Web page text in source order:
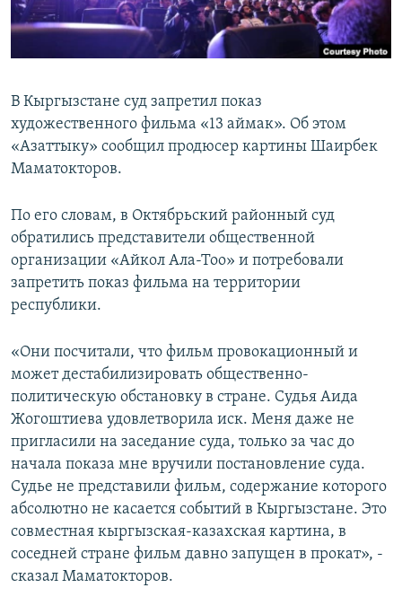
В Кыргызстане суд запретил показ
художественного фильма «13 аймак». Об этом
«Азаттыку» сообщил продюсер картины Шаирбек
Маматокторов.
По его словам, в Октябрьский районный суд
обратились представители общественной
организации «Айкол Ала-Тоо» и потребовали
запретить показ фильма на территории
республики.
«Они посчитали, что фильм провокационный и
может дестабилизировать общественно-
политическую обстановку в стране. Судья Аида
Жогоштиева удовлетворила иск. Меня даже не
пригласили на заседание суда, только за час до
начала показа мне вручили постановление суда.
Судье не представили фильм, содержание которого
абсолютно не касается событий в Кыргызстане. Это
совместная кыргызская-казахская картина, в
соседней стране фильм давно запущен в прокат», -
сказал Маматокторов.